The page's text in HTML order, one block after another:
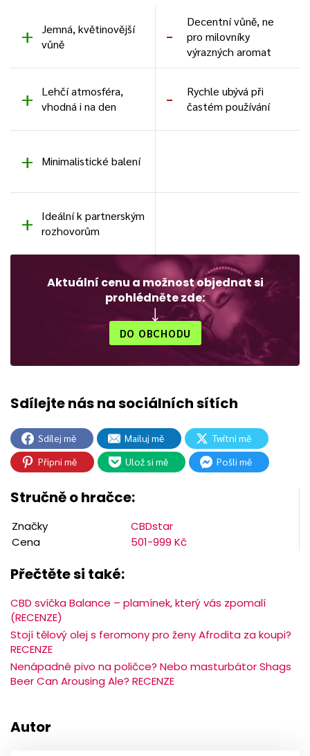
Jemná, květinovější
vůně
Decentní vůně, ne
pro milovníky
výrazných aromat
Lehčí atmosféra,
vhodná i na den
Rychle ubývá při
častém používání
Minimalistické balení
Ideální k partnerským
rozhovorům
Aktuální cenu a možnost objednat si
prohlédněte zde:
DO OBCHODU
Sdílej mě Mailuj mě
Twítni mě
Připni mě
Ulož si mě Pošli mě
Stručně o hračce:
Značky
CBDstar
Cena
501-999 Kč
Přečtěte si také:
CBD svíčka Balance – plamínek, který vás zpomalí
(RECENZE)
Stojí tělový olej s feromony pro ženy Afrodita za koupi?
RECENZE
Nenápadné pivo na poličce? Nebo masturbátor Shags
Beer Can Arousing Ale? RECENZE
Autor